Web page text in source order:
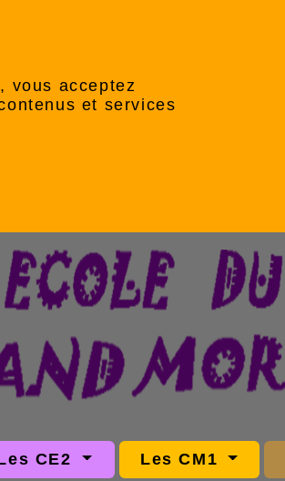
vous acceptez
et services
CE2 Les CM1